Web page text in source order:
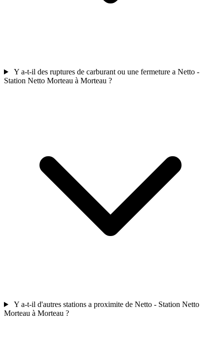
Y a-t-il des ruptures de carburant ou une fermeture a Netto -
Station Netto Morteau à Morteau ?
Y a-t-il d'autres stations a proximite de Netto - Station Netto
Morteau à Morteau ?